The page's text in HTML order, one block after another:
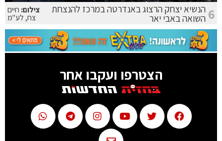
6 הנשיא יצחק הרצוג באנדרטה במרכז להנצחת
השואה באבי יאר
צילום: חיים
צח, לע"מ
הצטרפו ועקבו אחר